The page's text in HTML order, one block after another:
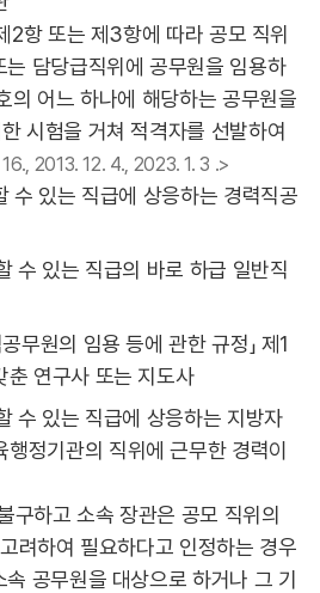
항 또는 제3항에 따라 공모 직위
담당급직위에 공무원을 임용하
의 어느 하나에 해당하는 공무원을
시험을 거쳐 적격자를 선발하여
2013. 12. 4., 2023. 1. 3 .>
수 있는 직급에 상응하는 경력직공
수 있는 직급의 바로 하급 일반직
무원의 임용 등에 관한 규정」 제1
춘 연구사 또는 지도사
수 있는 직급에 상응하는 지방자
정기관의 직위에 근무한 경력이
하고 소속 장관은 공모 직위의
려하여 필요하다고 인정하는 경우
공무원을 대상으로 하거나 그 기